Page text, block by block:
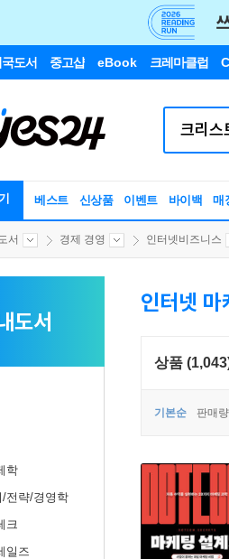
도서 중고샵 eBook 크레마클럽
베스트 신상품 이벤트 바이백 매
서 경제 경영 인터넷비즈니스
도서
학
/전략/경영학
크
일즈
인터넷 마
상품
기본순 판매